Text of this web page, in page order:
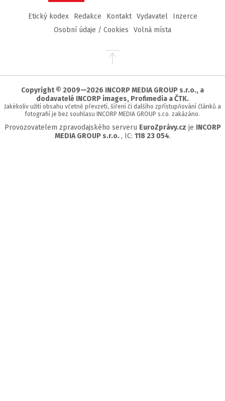
Etický kodex Redakce Kontakt Vydavatel
Inzerce
Osobní údaje / Cookies
Volná místa
Přejít
stránky
Copyright © 2009—2026 INCORP MEDIA GROUP s.r.o., a
dodavatelé INCORP images, Profimedia a ČTK.
Jakékoliv užití obsahu včetně převzetí, šíření či dalšího zpřístupňování článků a
fotografií je bez souhlasu INCORP MEDIA GROUP s.r.o. zakázáno.
Provozovatelem zpravodajského serveru EuroZprávy.cz je INCORP
MEDIA GROUP s.r.o. , IC: 118 23 054.